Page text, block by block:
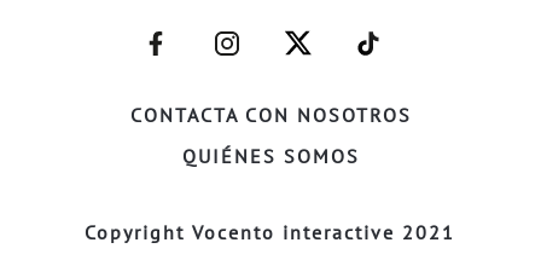
CONTACTA CON NOSOTROS
QUIÉNES SOMOS
–
FACEBOOK–
–
INSTAGRAM–
–
TWITTER–
–
WELIFE–
Copyright Vocento interactive 2021